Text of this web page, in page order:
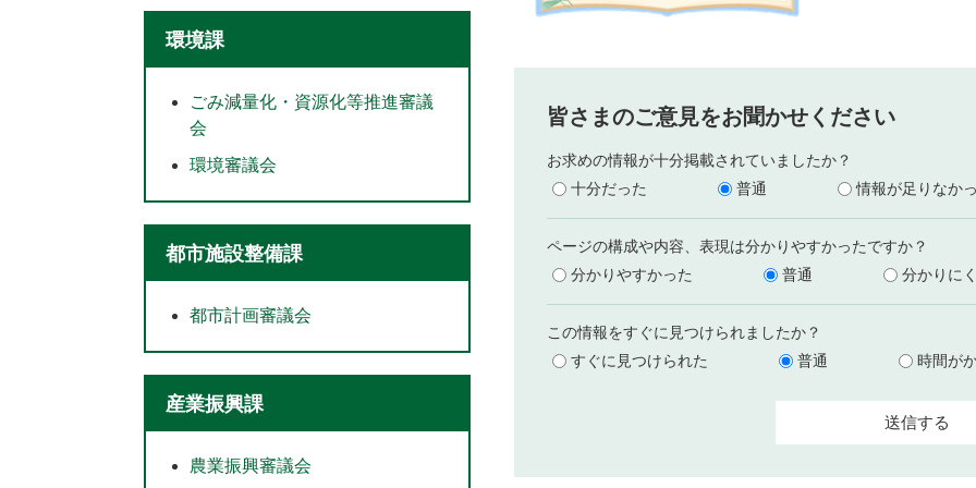
皆さまのご意見をお聞かせください
お求めの情報が十分掲載されていましたか？
十分だった
普通 情報が足りなか
ページの構成や内容、表現は分かりやすかったですか？
分かりやすかった
普通 分かりに
この情報をすぐに見つけられましたか？
すぐに見つけられた
普通 時間が
環境課
ごみ減量化・資源化等推進審議
会
環境審議会
都市施設整備課
都市計画審議会
産業振興課
農業振興審議会